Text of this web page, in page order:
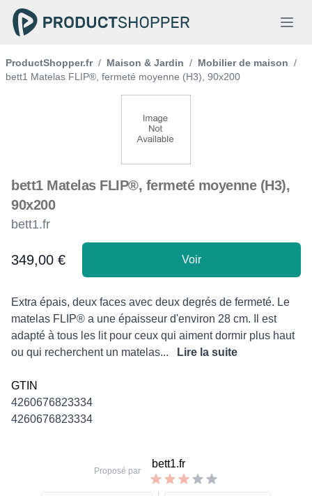
ProductShopper.fr / Maison & Jardin / Mobilier de maison /
bett1 Matelas FLIP®, fermeté moyenne (H3), 90x200
bett1 Matelas FLIP®, fermeté moyenne (H3),
90x200
bett1.fr
Product information
349,00 € Voir
Description
Extra épais, deux faces avec deux degrés de fermeté. Le
matelas FLIP® a une épaisseur d'environ 28 cm. Il est
adapté à tous les lit pour ceux qui aiment dormir plus haut
ou qui recherchent un matelas...
Lire la suite
GTIN
4260676823334
4260676823334
Proposé par
bett1.fr